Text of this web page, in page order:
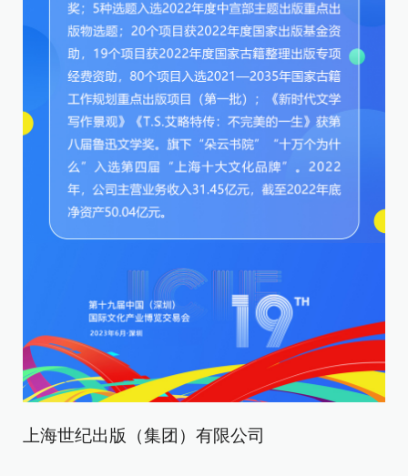
上海世纪出版（集团）有限公司